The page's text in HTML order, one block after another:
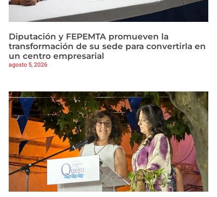
Diputación y FEPEMTA promueven la
transformación de su sede para convertirla en
un centro empresarial
agosto 5, 2026